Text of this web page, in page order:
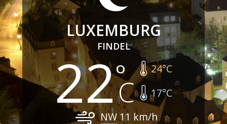
LUXEMBURG
FINDEL
22 24°C
17°C
NW11 km/h